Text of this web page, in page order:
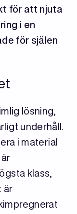
för att njuta
i en
för själen
lösning,
underhåll.
i material
klass,
är